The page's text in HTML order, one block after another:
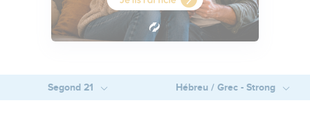
Segond 21 Hébreu / Grec - Strong